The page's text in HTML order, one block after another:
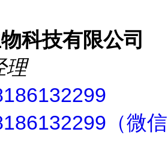
科技有限公司
理
（微信